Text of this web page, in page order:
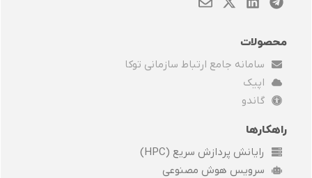
e
e
g
r
a
m
i
k
e
d
i
n
-
t
n
l
o
محصولات
سامانه جامع ارتباط سازمانی توکا
اپیک
گاندو
راهکارها
رایانش پردازش سریع (HPC)
سرویس هوش مصنوعی